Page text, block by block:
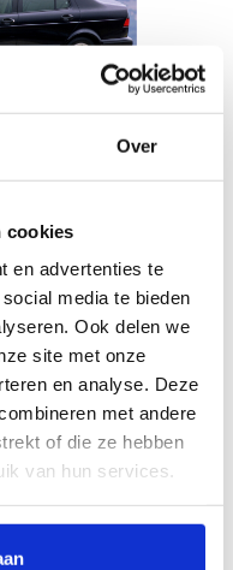
Over
cookies
en advertenties te
media te bieden
Ook delen we
site met onze
en analyse. Deze
met andere
of die ze hebben
van hun services.
niet
uw auto kunt u hier